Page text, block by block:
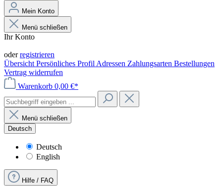
Mein Konto
Menü schließen
Ihr Konto
oderregistrieren
Übersicht Persönliches Profil Adressen Zahlungsarten Bestellungen
Vertrag widerrufen
Warenkorb 0,00 €*
Menü schließen
Deutsch
Deutsch
English
Hilfe / FAQ